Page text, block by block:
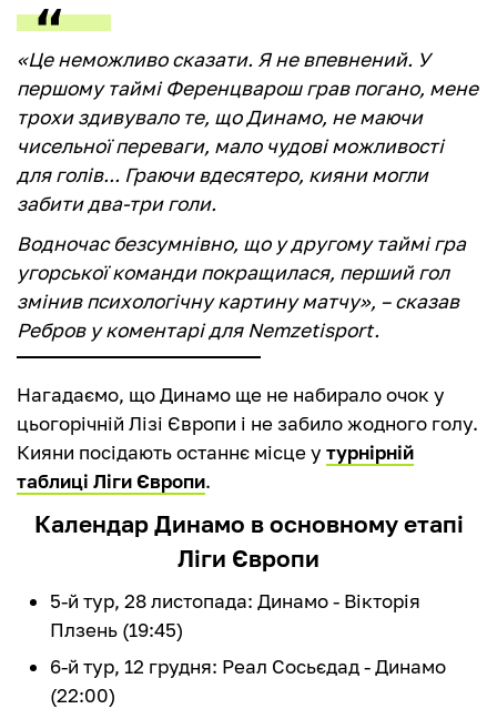
«Це неможливо сказати. Я не впевнений. У
першому таймі Ференцварош грав погано, мене
трохи здивувало те, що Динамо, не маючи
чисельної переваги, мало чудові можливості
для голів... Граючи вдесятеро, кияни могли
забити два-три голи.
Водночас безсумнівно, що у другому таймі гра
угорської команди покращилася, перший гол
змінив психологічну картину матчу», – сказав
Ребров у коментарі для Nemzetisport.
Нагадаємо, що Динамо ще не набирало очок у
цьогорічній Лізі Європи і не забило жодного голу.
Кияни посідають останнє місце у турнірній
таблиці Ліги Європи.
Календар Динамо в основному етапі
Ліги Європи
5-й тур, 28 листопада: Динамо - Вікторія
Плзень (19:45)
6-й тур, 12 грудня: Реал Сосьєдад - Динамо
(22:00)